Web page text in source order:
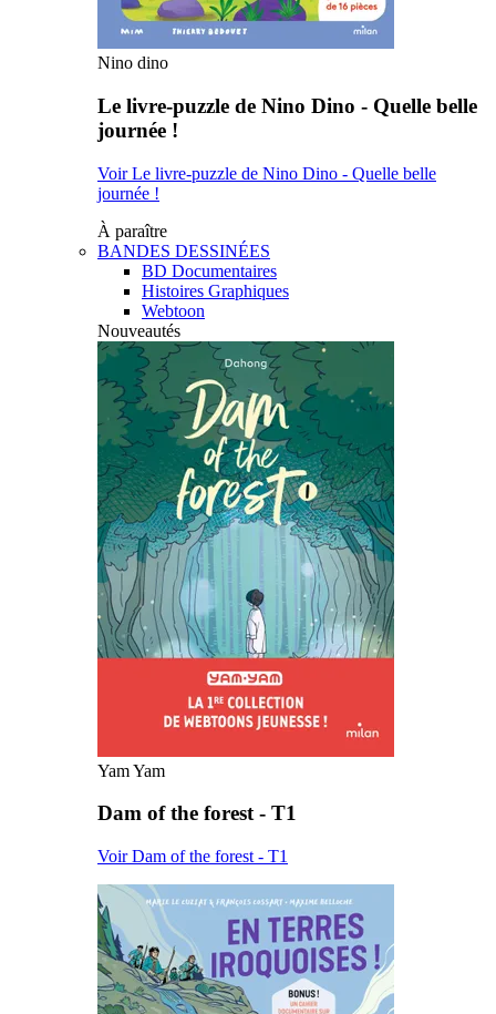
Nino dino
Le livre-puzzle de Nino Dino - Quelle belle
journée !
Voir Le livre-puzzle de Nino Dino - Quelle belle
journée !
À paraître
BANDES DESSINÉES
BD Documentaires
Histoires Graphiques
Webtoon
Nouveautés
Yam Yam
Dam of the forest - T1
Voir Dam of the forest - T1